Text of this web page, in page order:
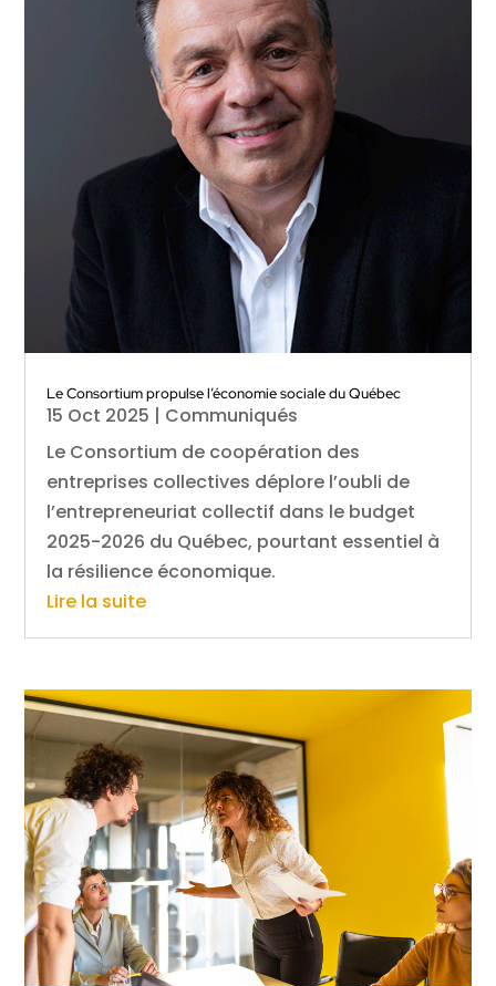
Le Consortium propulse l’économie sociale du Québec
15 Oct 2025 | Communiqués
Le Consortium de coopération des
entreprises collectives déplore l’oubli de
l’entrepreneuriat collectif dans le budget
2025-2026 du Québec, pourtant essentiel à
la résilience économique.
Lire la suite